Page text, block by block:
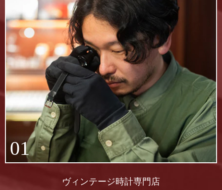
01
ヴィンテージ時計専門店